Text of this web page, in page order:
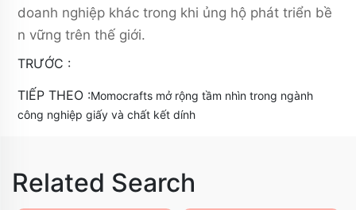
doanh nghiệp khác trong khi ủng hộ phát triển bề
n vững trên thế giới.
TRƯỚC :
TIẾP THEO :Momocrafts mở rộng tầm nhìn trong ngành
công nghiệp giấy và chất kết dính
Related Search